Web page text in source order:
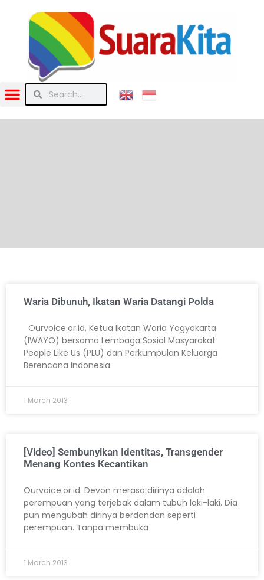
Waria Dibunuh, Ikatan Waria Datangi Polda
Ourvoice.or.id. Ketua Ikatan Waria Yogyakarta
(IWAYO) bersama Lembaga Sosial Masyarakat
People Like Us (PLU) dan Perkumpulan Keluarga
Berencana Indonesia
1 March 2013
[Video] Sembunyikan Identitas, Transgender
Menang Kontes Kecantikan
Ourvoice.or.id. Devon merasa dirinya adalah
perempuan yang terjebak dalam tubuh laki-laki. Dia
pun mengubah dirinya berdandan seperti
perempuan. Tanpa membuka
1 March 2013